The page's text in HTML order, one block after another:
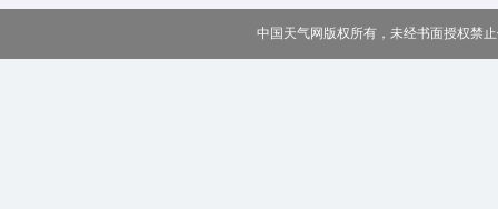
中国天气网版权所有，未经书面授权